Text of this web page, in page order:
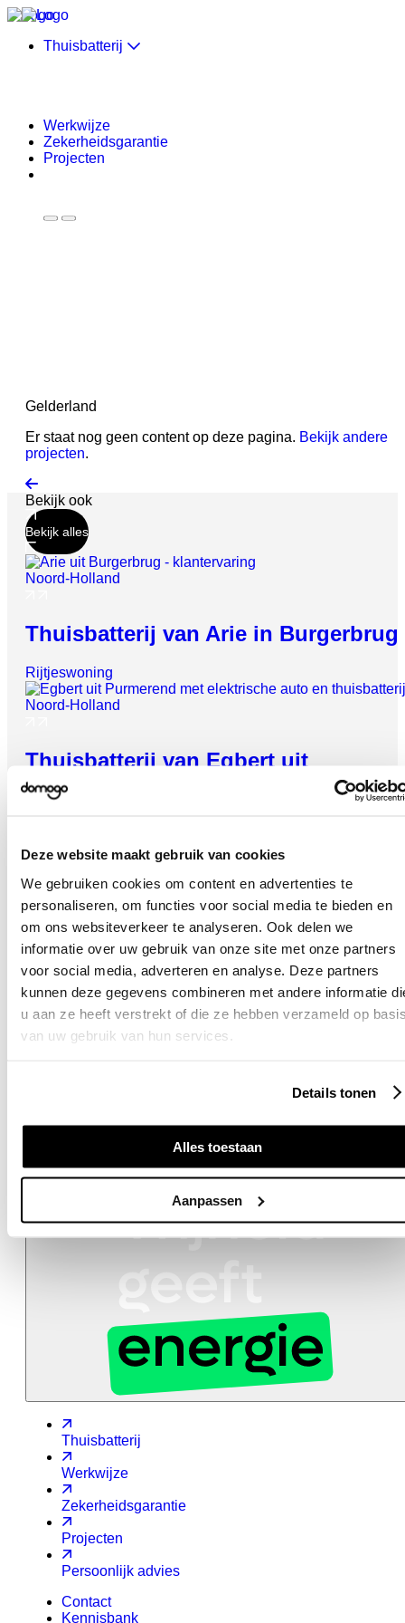
Deze website maakt gebruik van cookies
We gebruiken cookies om content en advertenties te
personaliseren, om functies voor social media te bieden en
om ons websiteverkeer te analyseren. Ook delen we
informatie over uw gebruik van onze site met onze partners
voor social media, adverteren en analyse. Deze partners
kunnen deze gegevens combineren met andere informatie
u aan ze heeft verstrekt of die ze hebben verzameld op
van uw gebruik van hun services.
Details tonen
Alles toestaan
Aanpassen
Skip to content
Thuisbatterij
Werkwijze
Zekerheidsgarantie
Projecten
Gelderland
Er staat nog geen content op deze pagina. Bekijk andere
projecten.
Bekijk ook
Bekijk alles
Noord-Holland
Thuisbatterij van Arie in Burgerbrug
Rijtjeswoning
Noord-Holland
Thuisbatterij van Egbert uit
Purmerend
Thuisbatterij van Erik uit
Rijtjeswoning
Thuisbatterij
Werkwijze
Zekerheidsgarantie
Projecten
Persoonlijk advies
Contact
Kennisbank
Vrijheid geeft energie
Check wat een thuisbatterij jou kan
opleveren
energiekosten en krijg zekerheid met noodstroom.
✓ 1500 euro gemiddeld rendement
Persoonlijk advies van
Formulier wordt geladen...